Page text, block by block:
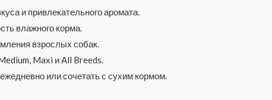
и привлекательного аромата.
влажного корма.
взрослых собак.
Maxi и All Breeds.
или сочетать с сухим кормом.